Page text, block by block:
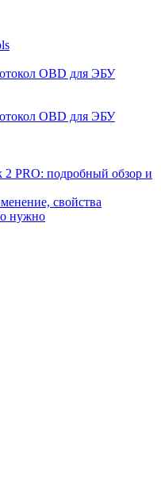
OBD для ЭБУ
OBD для ЭБУ
2 PRO: подробный обзор и
свойства
нужно